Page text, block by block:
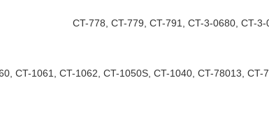
CT-778, CT-779, CT-791, CT-3-0680, CT-
CT-1061, CT-1062, CT-1050S, CT-1040, CT-78013, CT-